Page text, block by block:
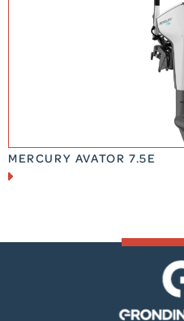
MERCURY AVATOR 7.5E